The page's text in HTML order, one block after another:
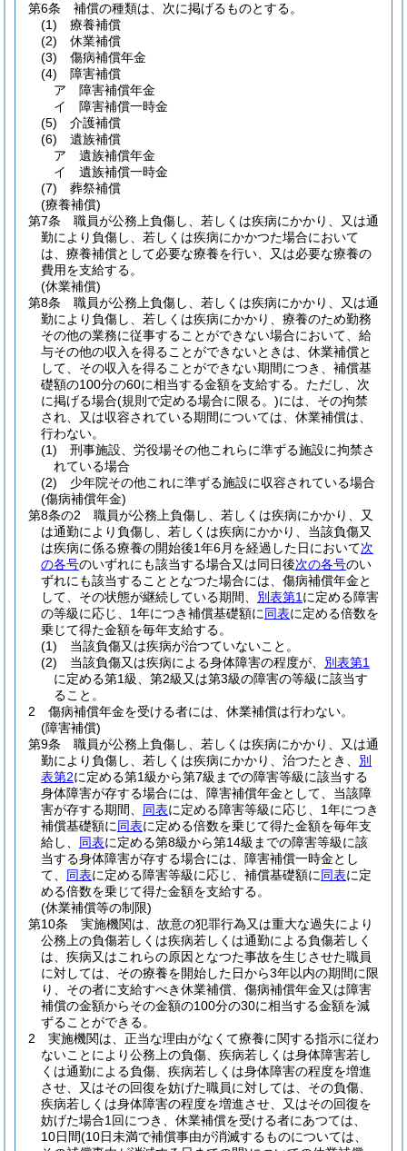
第6条
補償の種類は、次に掲げるものとする。
(1)
療養補償
(2)
休業補償
(3)
傷病補償年金
(4)
障害補償
ア
障害補償年金
イ
障害補償一時金
(5)
介護補償
(6)
遺族補償
ア
遺族補償年金
イ
遺族補償一時金
(7)
葬祭補償
(療養補償)
第7条
職員が公務上負傷し、若しくは疾病にかかり、又は通
勤により負傷し、若しくは疾病にかかつた場合において
は、療養補償として必要な療養を行い、又は必要な療養の
費用を支給する。
(休業補償)
第8条
職員が公務上負傷し、若しくは疾病にかかり、又は通
勤により負傷し、若しくは疾病にかかり、療養のため勤務
その他の業務に従事することができない場合において、給
与その他の収入を得ることができないときは、休業補償と
して、その収入を得ることができない期間につき、補償基
礎額の100分の60に相当する金額を支給する。 ただし、次
に掲げる場合(規則で定める場合に限る。)には、その拘禁
され、又は収容されている期間については、休業補償は、
行わない。
(1)
刑事施設、労役場その他これらに準ずる施設に拘禁さ
れている場合
(2)
少年院その他これに準ずる施設に収容されている場合
(傷病補償年金)
第8条の2
職員が公務上負傷し、若しくは疾病にかかり、又
は通勤により負傷し、若しくは疾病にかかり、当該負傷又
は疾病に係る療養の開始後1年6月を経過した日において次
の各号のいずれにも該当する場合又は同日後次の各号のい
ずれにも該当することとなつた場合には、傷病補償年金と
して、その状態が継続している期間、 別表第1 に定める障害
の等級に応じ、1年につき補償基礎額に同表に定める倍数を
乗じて得た金額を毎年支給する。
(1)
当該負傷又は疾病が治つていないこと。
(2)
当該負傷又は疾病による身体障害の程度が、 別表第1
に定める第1級、第2級又は第3級の障害の等級に該当す
ること。
2
傷病補償年金を受ける者には、休業補償は行わない。
(障害補償)
第9条
職員が公務上負傷し、若しくは疾病にかかり、又は通
勤により負傷し、若しくは疾病にかかり、治つたとき、 別
表第2に定める第1級から第7級までの障害等級に該当する
身体障害が存する場合には、障害補償年金として、当該障
害が存する期間、 同表に定める障害等級に応じ、1年につき
補償基礎額に同表に定める倍数を乗じて得た金額を毎年支
給し、 同表に定める第8級から第14級までの障害等級に該
当する身体障害が存する場合には、障害補償一時金とし
て、 同表に定める障害等級に応じ、補償基礎額に同表に定
める倍数を乗じて得た金額を支給する。
(休業補償等の制限)
第10条
実施機関は、故意の犯罪行為又は重大な過失により
公務上の負傷若しくは疾病若しくは通勤による負傷若しく
は、疾病又はこれらの原因となつた事故を生じさせた職員
に対しては、その療養を開始した日から3年以内の期間に限
り、その者に支給すべき休業補償、傷病補償年金又は障害
補償の金額からその金額の100分の30に相当する金額を減
ずることができる。
2
実施機関は、正当な理由がなくて療養に関する指示に従わ
ないことにより公務上の負傷、疾病若しくは身体障害若し
くは通勤による負傷、疾病若しくは身体障害の程度を増進
させ、又はその回復を妨げた職員に対しては、その負傷、
疾病若しくは身体障害の程度を増進させ、又はその回復を
妨げた場合1回につき、休業補償を受ける者にあつては、
10日間(10日未満で補償事由が消滅するものについては、